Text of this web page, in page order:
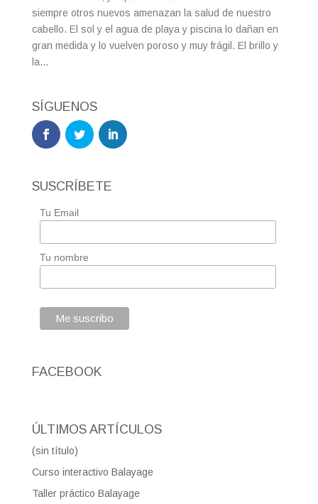
siempre otros nuevos amenazan la salud de nuestro
cabello. El sol y el agua de playa y piscina lo dañan en
gran medida y lo vuelven poroso y muy frágil. El brillo y
la...
SÍGUENOS
SUSCRÍBETE
Tu Email
Tu nombre
FACEBOOK
ÚLTIMOS ARTÍCULOS
(sin título)
Curso interactivo Balayage
Taller práctico Balayage